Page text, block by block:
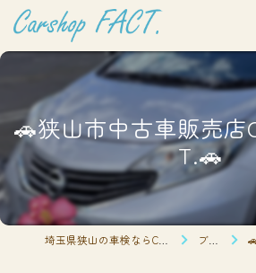
🚗狭山市中古車販売店
T.🚗
ブログ